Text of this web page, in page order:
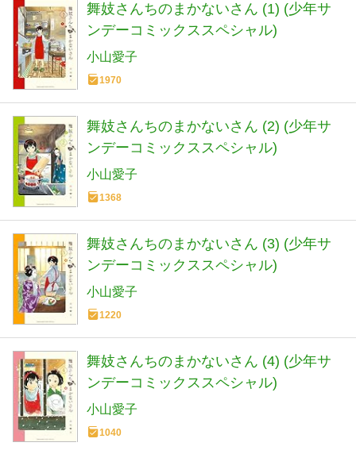
舞妓さんちのまかないさん (1) (少年サ
ンデーコミックススペシャル)
小山愛子
1970
舞妓さんちのまかないさん (2) (少年サ
ンデーコミックススペシャル)
小山愛子
1368
舞妓さんちのまかないさん (3) (少年サ
ンデーコミックススペシャル)
小山愛子
1220
舞妓さんちのまかないさん (4) (少年サ
ンデーコミックススペシャル)
小山愛子
1040